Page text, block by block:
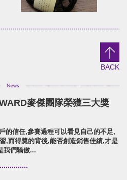
策略
21TEA HOUSE
二一茶栽/品牌識別/包裝設計/行銷
策略 水柳角68手工皂舖/品牌識別/包裝
BACK
麥傑團隊榮獲三大獎
的信任,參賽過程可以看見自己的不足,
,而得獎的背後,能否創造銷售佳績,才是
我們驕傲...